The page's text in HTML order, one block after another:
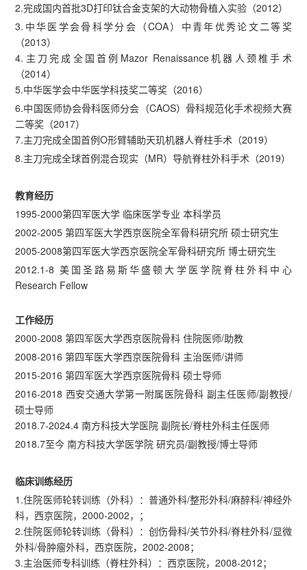
2.完成国内首批3D打印钛合金支架的大动物骨植入实验（2012）
3.中华医学会骨科学分会（COA）中青年优秀论文二等奖
（2013）
4.主刀完成全国首例Mazor Renaissance机器人颈椎手术
（2014）
5.中华医学会中华医学科技奖二等奖（2016）
6.中国医师协会骨科医师分会（CAOS）骨科规范化手术视频大赛
二等奖（2017）
7.主刀完成全国首例O形臂辅助天玑机器人脊柱手术（2019）
8.主刀完成全球首例混合现实（MR）导航脊柱外科手术（2019）
教育经历
1995-2000第四军医大学 临床医学专业 本科学员
2002-2005 第四军医大学西京医院全军骨科研究所 硕士研究生
2005-2008第四军医大学西京医院全军骨科研究所 博士研究生
2012.1-8 美国圣路易斯华盛顿大学医学院脊柱外科中心
Research Fellow
工作经历
2000-2008 第四军医大学西京医院骨科 住院医师/助教
2008-2016 第四军医大学西京医院骨科 主治医师/讲师
2015-2016 第四军医大学西京医院骨科 硕士导师
2016-2018 西安交通大学第一附属医院骨科 副主任医师/副教授/
硕士导师
2018.7-2024.4 南方科技大学医院 副院长/脊柱外科主任医师
2018.7至今 南方科技大学医学院 研究员/副教授/博士导师
临床训练经历
1.住院医师轮转训练（外科）：普通外科/整形外科/麻醉科/神经外
科，西京医院，2000-2002，；
2.住院医师轮转训练（骨科）：创伤骨科/关节外科/脊柱外科/显微
外科/骨肿瘤外科，西京医院，2002-2008；
3.主治医师专科训练（脊柱外科）：西京医院，2008-2012；